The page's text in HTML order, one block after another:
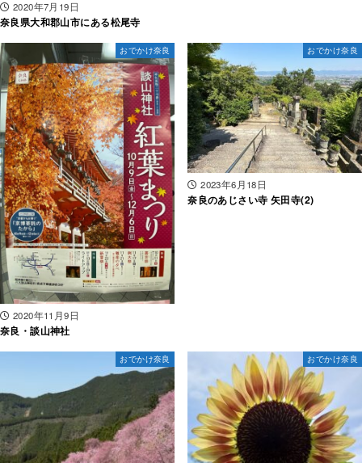
2020年7月19日
奈良県大和郡山市にある松尾寺
おでかけ奈良
2020年11月9日
奈良・談山神社
おでかけ奈良
2023年6月18日
奈良のあじさい寺 矢田寺(2)
おでかけ奈良 おでかけ奈良